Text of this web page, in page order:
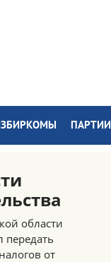
ПАРТИИ
области
от